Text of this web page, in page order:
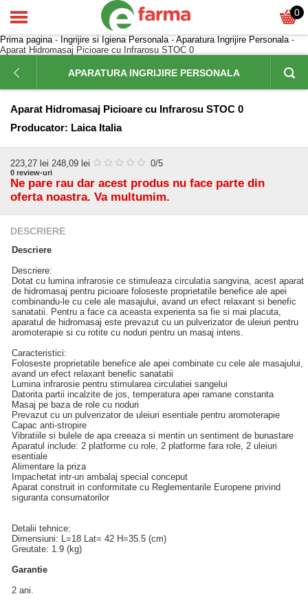
0
Prima pagina- Ingrijire si Igiena Personala- Aparatura Ingrijire Personala-
Aparat Hidromasaj Picioare cu Infrarosu STOC 0
APARATURA INGRIJIRE PERSONALA
Aparat Hidromasaj Picioare cu Infrarosu STOC 0
Producator: Laica Italia
223,27 lei 248,09 lei 0/5
0 review-uri
Ne pare rau dar acest produs nu face parte din
oferta noastra. Va multumim.
DESCRIERE
Descriere
Descriere:
Dotat cu lumina infrarosie ce stimuleaza circulatia sangvina, acest aparat
de hidromasaj pentru picioare foloseste proprietatile benefice ale apei
combinandu-le cu cele ale masajului, avand un efect relaxant si benefic
sanatatii. Pentru a face ca aceasta experienta sa fie si mai placuta,
aparatul de hidromasaj este prevazut cu un pulverizator de uleiuri pentru
aromoterapie si cu rotite cu noduri pentru un masaj intens.
Caracteristici:
Foloseste proprietatile benefice ale apei combinate cu cele ale masajului,
avand un efect relaxant benefic sanatatii
Lumina infrarosie pentru stimularea circulatiei sangelui
Datorita partii incalzite de jos, temperatura apei ramane constanta
Masaj pe baza de role cu noduri
Prevazut cu un pulverizator de uleiuri esentiale pentru aromoterapie
Capac anti-stropire
Vibratiile si bulele de apa creeaza si mentin un sentiment de bunastare
Aparatul include: 2 platforme cu role, 2 platforme fara role, 2 uleiuri
esentiale
Alimentare la priza
Impachetat intr-un ambalaj special conceput
Aparat construit in conformitate cu Reglementarile Europene privind
siguranta consumatorilor
Detalii tehnice:
Dimensiuni: L=18 Lat= 42 H=35.5 (cm)
Greutate: 1.9 (kg)
Garantie
2 ani.